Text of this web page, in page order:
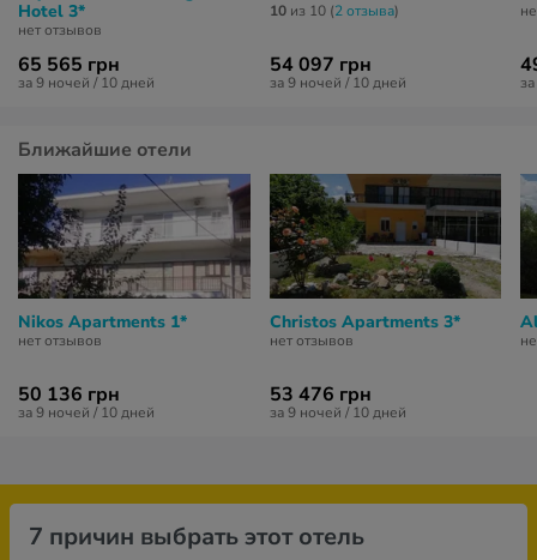
Hotel 3*
нет отзывов
65 565 грн
за 9 ночей / 10 дней
10из 10 (2 отзывa)
54 097 грн
за 9 ночей / 10 дней
Ближайшие отели
Nikos Apartments 1*
нет отзывов
50 136 грн
за 9 ночей / 10 дней
Christos Apartments 3*
нет отзывов
53 476 грн
за 9 ночей / 10 дней
7 причин выбрать этот отель